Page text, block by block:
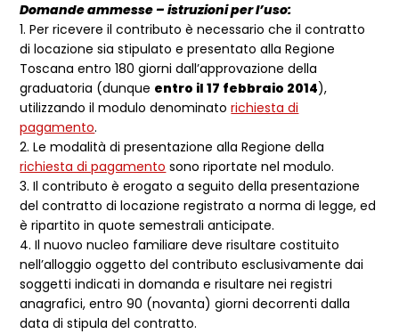
Domande ammesse – istruzioni per l’uso:
1. Per ricevere il contributo è necessario che il contratto
di locazione sia stipulato e presentato alla Regione
Toscana entro 180 giorni dall’approvazione della
graduatoria (dunque entro il 17 febbraio 2014),
utilizzando il modulo denominatorichiesta di
pagamento.
2. Le modalità di presentazione alla Regione della
richiesta di pagamento sono riportate nel modulo.
3. Il contributo è erogato a seguito della presentazione
del contratto di locazione registrato a norma di legge, ed
è ripartito in quote semestrali anticipate.
4. Il nuovo nucleo familiare deve risultare costituito
nell’alloggio oggetto del contributo esclusivamente dai
soggetti indicati in domanda e risultare nei registri
anagrafici, entro 90 (novanta) giorni decorrenti dalla
data di stipula del contratto.